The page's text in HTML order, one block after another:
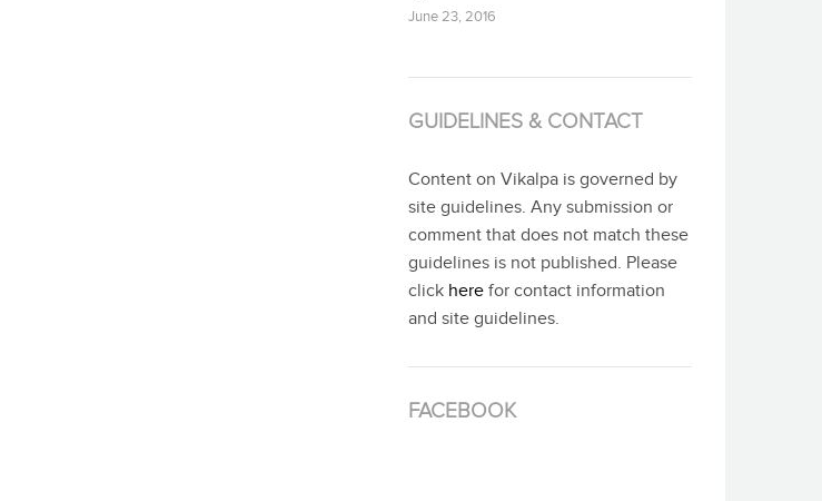
June 23, 2016
GUIDELINES & CONTACT
Content on Vikalpa is governed by
site guidelines. Any submission or
comment that does not match these
guidelines is not published. Please
click here for contact information
and site guidelines.
FACEBOOK